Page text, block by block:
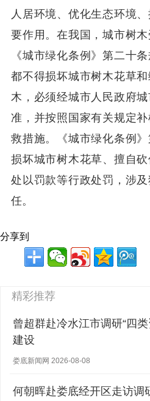
人居环境、优化生态环境
要作用。在我国，城市树木
《城市绿化条例》第二十
都不得损坏城市树木花草
木，必须经城市人民政府
准，并按照国家有关规定
救措施。《城市绿化条例
损坏城市树木花草、擅自
处以罚款等行政处罚，涉
任。
分享到
精彩推荐
曾超群赴冷水江市调研“四类
建设
娄底新闻网 2026-08-08
何朝晖赴娄底经开区走访调